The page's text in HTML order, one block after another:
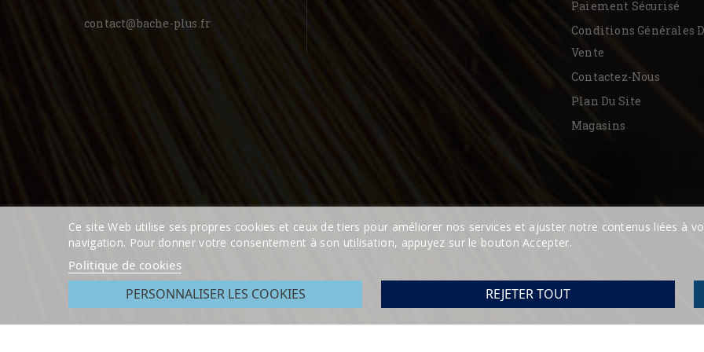
contact@bache-plus.fr
Paiement Sécurisé
Conditions Générales
Vente
Contactez-Nous
Plan Du Site
Magasins
Ce site Web utilise ses propres cookies et ceux de tiers pour améliorer nos services et ajuster notre contenus liées à
navigation. Pour donner votre consentement à son utilisation, appuyez sur le bouton Accepter.
Politique de cookies
PERSONNALISER LES COOKIES REJETER TOUT